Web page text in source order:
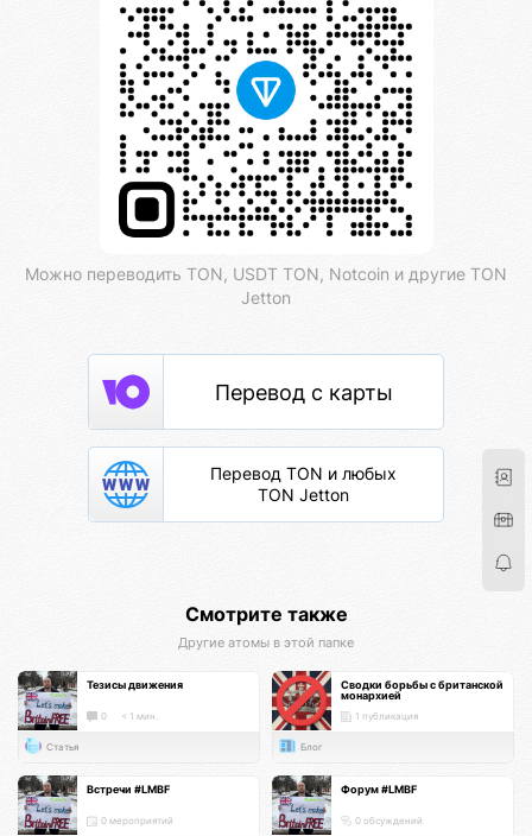
Можно переводить TON, USDT TON, Notcoin и другие TON
Jetton
Перевод с карты
Перевод TON и любых
TON Jetton
Смотрите также
Другие атомы в этой папке
Тезисы движения
0 < 1 мин.
Статья
Сводки борьбы с британской
монархией
1 публикация
Блог
Встречи #LMBF
0 мероприятий
Форум #LMBF
0 обсуждений